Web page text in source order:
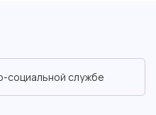
социальной службе